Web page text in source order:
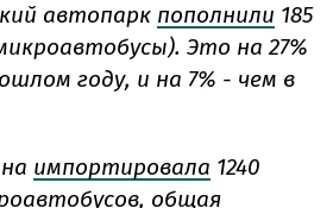
автопарк пополнили 185
Это на 27%
году, и на 7% - чем в
импортировала 1240
общая